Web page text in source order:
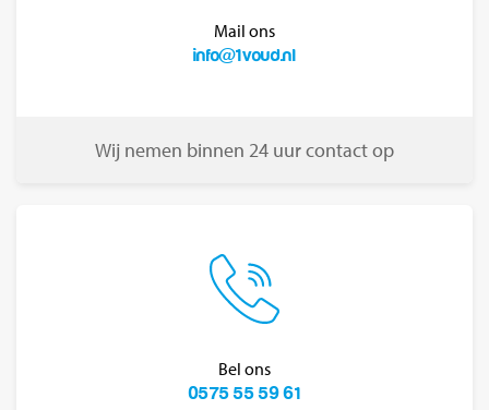
Mail ons
info@1voud.nl
Wij nemen binnen 24 uur contact op
Bel ons
0575 55 59 61